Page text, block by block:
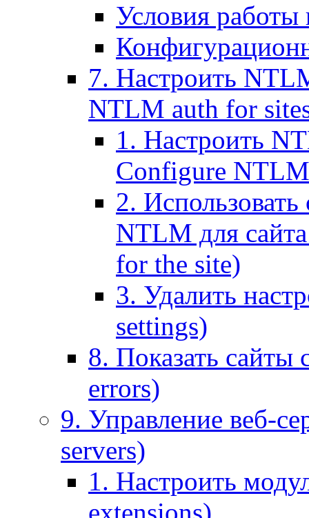
Условия работы
7. Настроить
NTLM auth for
1. Настроить
Configure
2.
NTLM для
for the site)
3. Удалить
settings)
8. Показать
errors)
9. Управление веб-
servers)
1. Настроить